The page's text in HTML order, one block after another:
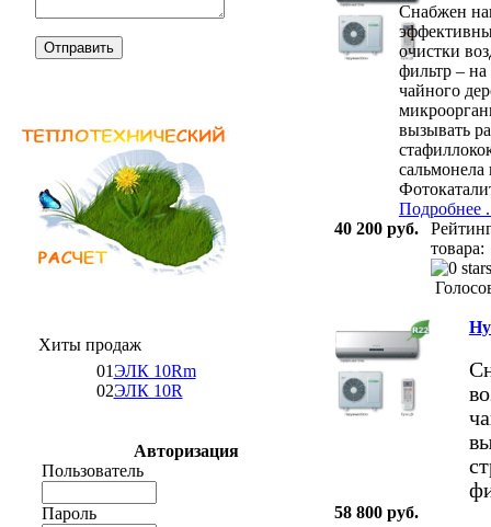
Отправить
Хиты продаж
01ЭЛК 10Rm
02ЭЛК 10R
Авторизация
Пользователь
Пароль
Снабжен
очистки
фильтр – на
чайного
вызывать
сальмонела
Подробнее
40 200 руб.
товара:
58 800 руб.